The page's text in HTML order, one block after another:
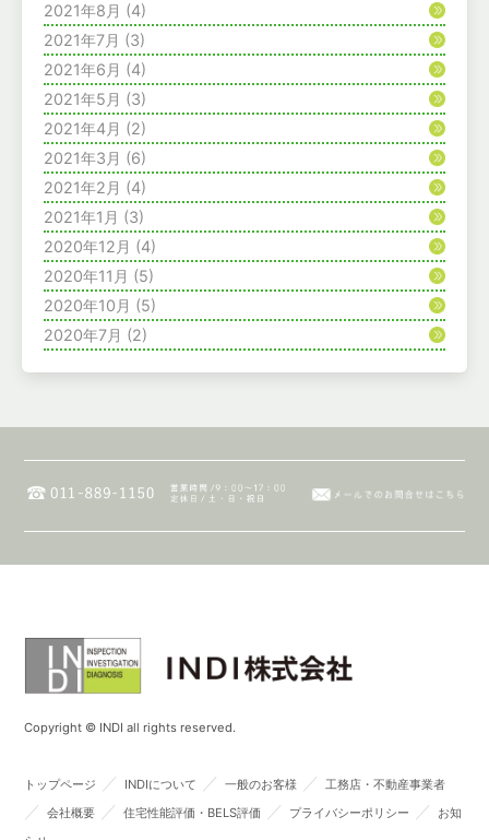
2021年8月 (4)
2021年7月 (3)
2021年6月 (4)
2021年5月 (3)
2021年4月 (2)
2021年3月 (6)
2021年2月 (4)
2021年1月 (3)
2020年12月 (4)
2020年11月 (5)
2020年10月 (5)
2020年7月 (2)
Copyright © INDI all rights reserved.
トップページ ／ INDIについて ／ 一般のお客様 ／ 工務店・不動産事業者
／ 会社概要 ／ 住宅性能評価・BELS評価 ／ プライバシーポリシー ／
お知